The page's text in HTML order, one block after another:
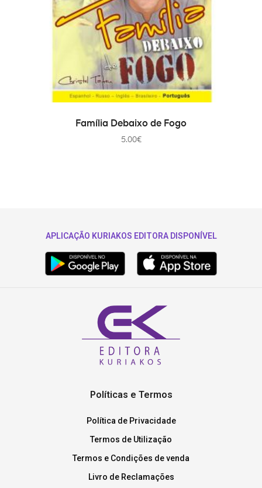
AJOUTER AU PANIER
Família Debaixo de Fogo
5.00€
APLICAÇÃO KURIAKOS EDITORA DISPONÍVEL
Políticas e Termos
Política de Privacidade
Termos de Utilização
Termos e Condições de venda
Livro de Reclamações